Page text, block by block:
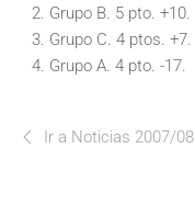
Grupo B. 5 pto. +10.
Grupo C. 4 ptos. +7.
Grupo A. 4 pto. -17.
Ir a Noticias 2007/08